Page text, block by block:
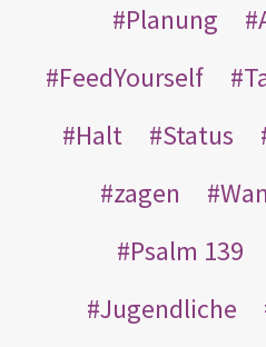
Planung
FeedYourself
Halt
Status
zagen
Psalm 139
Jugendliche